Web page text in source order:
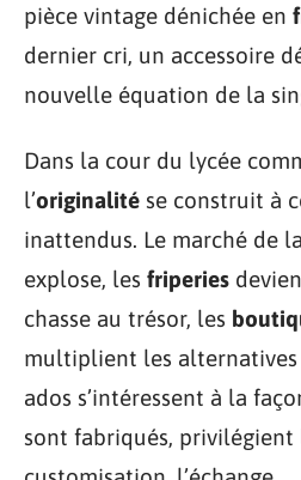
pièce vintage dénichée en
dernier cri, un accessoire
nouvelle équation de la
Dans la cour du lycée
l’originalité se construit à
inattendus. Le marché de
explose, les friperies
chasse au trésor, les
multiplient les alternatives
ados s’intéressent à la
sont fabriqués, privilégient